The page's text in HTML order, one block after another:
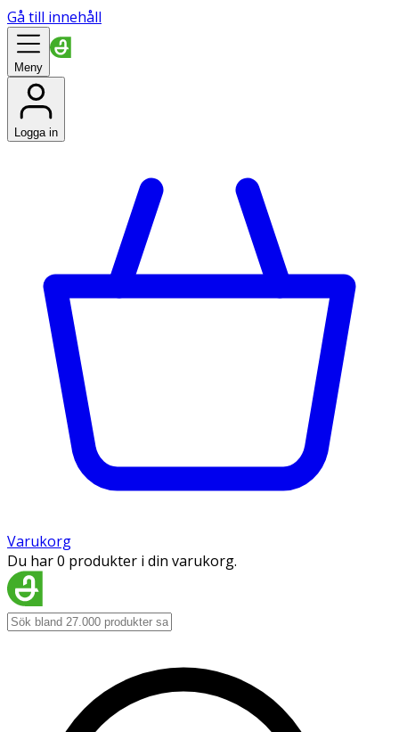
Gå till innehåll
Meny
Logga in
Varukorg
Du har 0 produkter i din varukorg.